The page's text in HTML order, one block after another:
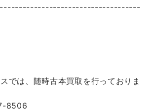
では、随時古本買取を行っておりま
8506